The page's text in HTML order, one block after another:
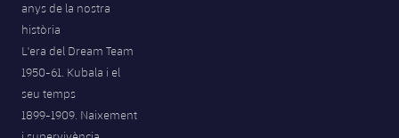
anys de la nostra
història
L'era del Dream Team
1950-61. Kubala i el
seu temps
1899-1909. Naixement